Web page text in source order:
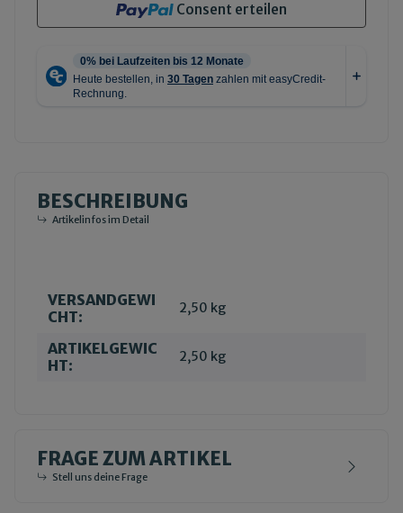
Consent erteilen
BESCHREIBUNG
Artikelinfos im Detail
Produkteigenschaft
Wert
VERSANDGEWI
CHT:
2,50 kg
ARTIKELGEWIC
HT:
2,50 kg
FRAGE ZUM ARTIKEL
Stell uns deine Frage